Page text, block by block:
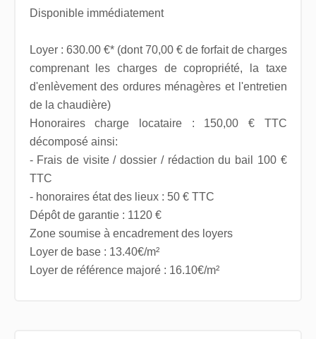
Disponible immédiatement
Loyer : 630.00 €* (dont 70,00 € de forfait de charges
comprenant les charges de copropriété, la taxe
d'enlèvement des ordures ménagères et l'entretien
de la chaudière)
Honoraires charge locataire : 150,00 € TTC
décomposé ainsi:
- Frais de visite / dossier / rédaction du bail 100 €
TTC
- honoraires état des lieux : 50 € TTC
Dépôt de garantie : 1120 €
Zone soumise à encadrement des loyers
Loyer de base : 13.40€/m²
Loyer de référence majoré : 16.10€/m²